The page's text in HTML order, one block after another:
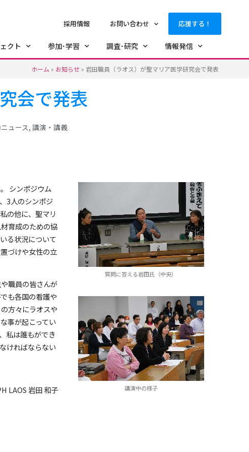
採用情報 お問い合わせ 応援する！
クト 参加･学習 調査･研究 情報発信
ホーム » お知らせ » 岩田職員（ラオス）が聖マリア医学研究会で発表
会で発表
ュース, 講演・講義
シンポジウム
3人のシンポジ
の他に、聖マリ
育成のための協
る状況について
づけや女性の立
職員の皆さんが
も各国の看護や
方々にラオスや
事が起こってい
私は誰もができ
ければならない
LAOS 岩田 和子
質問に答える岩田氏（中央）
講演中の様子